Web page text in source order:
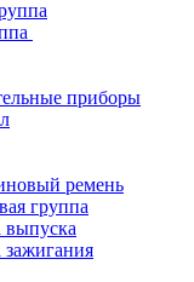
приборы
ремень
группа
выпуска